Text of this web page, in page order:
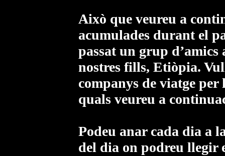
Això que veureu a
acumulades durant el
passat un grup
nostres fills, Etiòpia.
companys de viatge per
quals veureu a
Podeu anar cada dia a
del dia on podreu llegir